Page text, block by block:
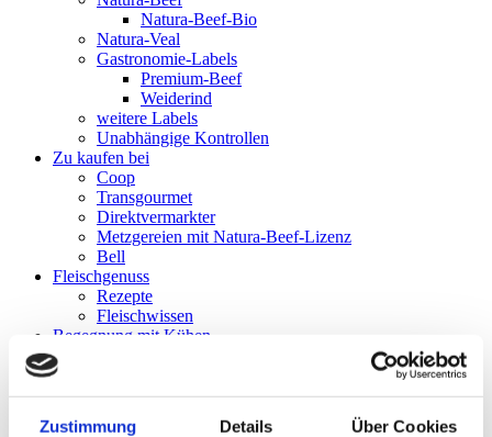
Zustimmung Details Über Cookies
Natura-Beef-Bio
Natura-Veal
Gastronomie-Labels
Premium-Beef
Weiderind
weitere Labels
Unabhängige Kontrollen
Zu kaufen bei
Coop
Transgourmet
Direktvermarkter
Metzgereien mit Natura-Beef-Lizenz
Bell
Fleischgenuss
Rezepte
Fleischwissen
Begegnung mit Kühen
Unsere Bauernfamilien
Events
Lea und Ben